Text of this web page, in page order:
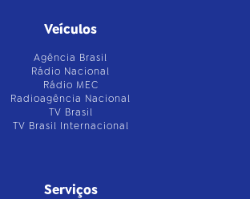
Veículos
Agência Brasil
Rádio Nacional
Rádio MEC
Radioagência Nacional
TV Brasil
TV Brasil Internacional
Serviços